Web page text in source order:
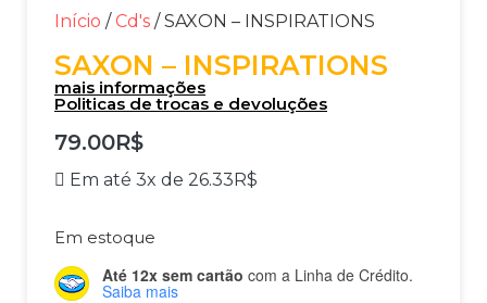
Início / Cd's / SAXON – INSPIRATIONS
SAXON – INSPIRATIONS
mais informações
Politicas de trocas e devoluções
79.00R$
Em até 3x de 26.33R$
Em estoque
Até 12x sem cartão com a Linha de Crédito.
Saiba mais